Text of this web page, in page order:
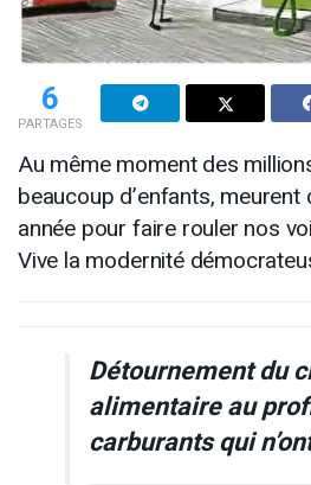
6
PARTAGES
Au même moment des
beaucoup d’enfants,
année pour faire rouler nos
Vive la modernité
Détournement du
alimentaire au
carburants qui